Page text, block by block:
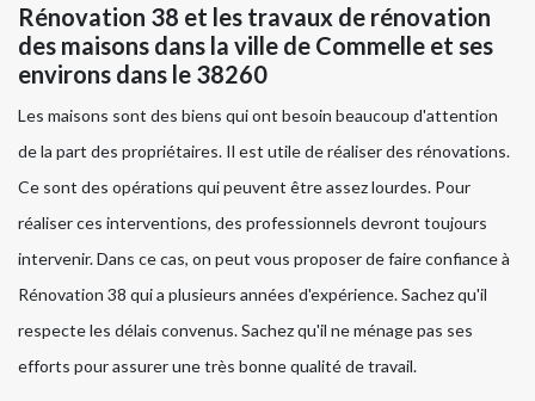
Rénovation 38 et les travaux de rénovation
des maisons dans la ville de Commelle et ses
environs dans le 38260
Les maisons sont des biens qui ont besoin beaucoup d'attention
de la part des propriétaires. Il est utile de réaliser des rénovations.
Ce sont des opérations qui peuvent être assez lourdes. Pour
réaliser ces interventions, des professionnels devront toujours
intervenir. Dans ce cas, on peut vous proposer de faire confiance à
Rénovation 38 qui a plusieurs années d'expérience. Sachez qu'il
respecte les délais convenus. Sachez qu'il ne ménage pas ses
efforts pour assurer une très bonne qualité de travail.